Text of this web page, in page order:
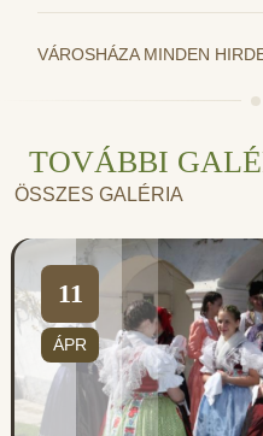
VÁROSHÁZA MINDEN
TOVÁBBI
ÖSSZES GALÉRIA
11
ÁPR